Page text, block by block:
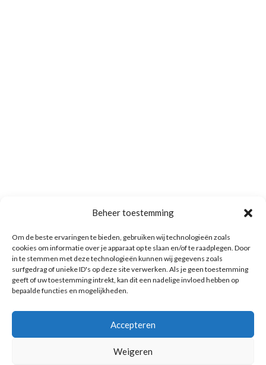
Beheer toestemming
Om de beste ervaringen te bieden, gebruiken wij technologieën zoals
cookies om informatie over je apparaat op te slaan en/of te raadplegen. Door
in te stemmen met deze technologieën kunnen wij gegevens zoals
surfgedrag of unieke ID's op deze site verwerken. Als je geen toestemming
geeft of uw toestemming intrekt, kan dit een nadelige invloed hebben op
bepaalde functies en mogelijkheden.
Accepteren
Weigeren